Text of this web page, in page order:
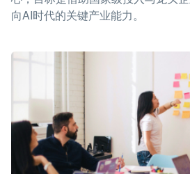
向AI时代的关键产业能力。